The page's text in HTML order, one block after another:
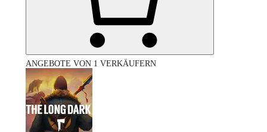
ANGEBOTE VON 1 VERKÄUFERN